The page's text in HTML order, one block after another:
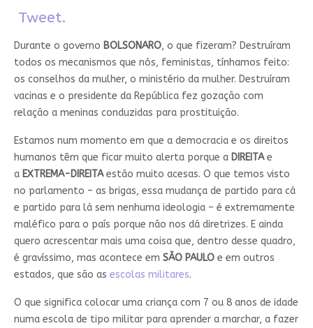
Tweet.
Durante o governo BOLSONARO, o que fizeram? Destruíram
todos os mecanismos que nós, feministas, tínhamos feito:
os conselhos da mulher, o ministério da mulher. Destruíram
vacinas e o presidente da República fez gozação com
relação a meninas conduzidas para prostituição.
Estamos num momento em que a democracia e os direitos
humanos têm que ficar muito alerta porque a DIREITA e
a EXTREMA-DIREITA estão muito acesas. O que temos visto
no parlamento – as brigas, essa mudança de partido para cá
e partido para lá sem nenhuma ideologia – é extremamente
maléfico para o país porque não nos dá diretrizes. E ainda
quero acrescentar mais uma coisa que, dentro desse quadro,
é gravíssimo, mas acontece em SÃO PAULO e em outros
estados, que são as escolas militares.
O que significa colocar uma criança com 7 ou 8 anos de idade
numa escola de tipo militar para aprender a marchar, a fazer